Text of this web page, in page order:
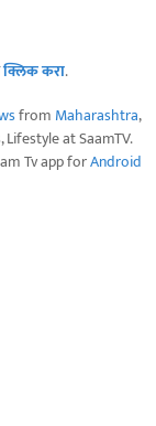
क्लिक करा.
from Maharashtra,
at SaamTV.
Tv app forAndroid